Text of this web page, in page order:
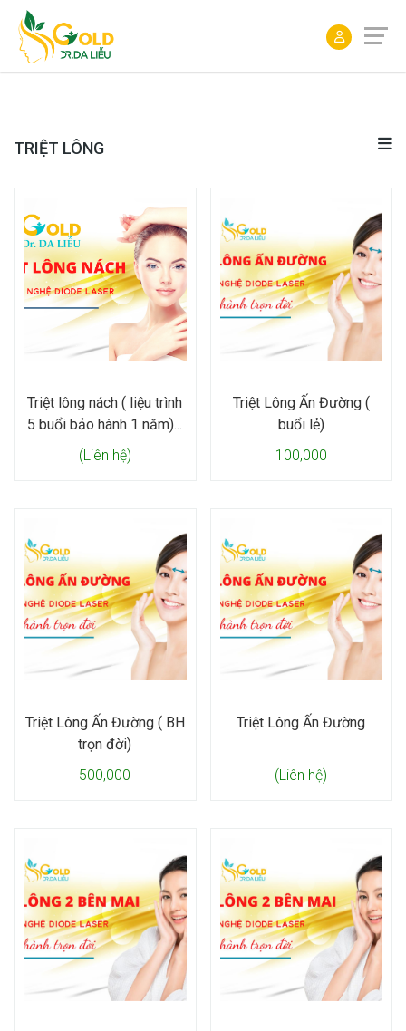
ĐẶT
LỊCH
TRIỆT LÔNG
Triệt lông nách ( liệu trình
5 buổi bảo hành 1 năm)...
(Liên hệ)
Triệt Lông Ấn Đường (
buổi lẻ)
100,000
Triệt Lông Ấn Đường ( BH
trọn đời)
500,000
Triệt Lông Ấn Đường
(Liên hệ)